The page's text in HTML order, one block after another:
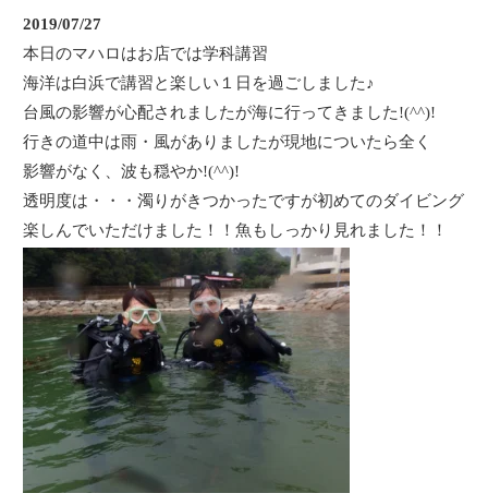
2019/07/27
本日のマハロはお店では学科講習
海洋は白浜で講習と楽しい１日を過ごしました♪
台風の影響が心配されましたが海に行ってきました!(^^)!
行きの道中は雨・風がありましたが現地についたら全く
影響がなく、波も穏やか!(^^)!
透明度は・・・濁りがきつかったですが初めてのダイビング
楽しんでいただけました！！魚もしっかり見れました！！